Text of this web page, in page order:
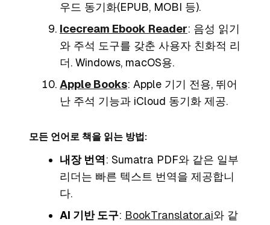
우드 동기화(EPUB, MOBI 등).
Icecream Ebook Reader: 음성 읽기
와 주석 도구를 갖춘 사용자 친화적 리
더. Windows, macOS용.
Apple Books: Apple 기기 전용, 뛰어
난 주석 기능과 iCloud 동기화 제공.
모든 언어로 책을 읽는 방법:
내장 번역: Sumatra PDF와 같은 일부
리더는 빠른 텍스트 번역을 제공합니
다.
AI 기반 도구: BookTranslator.ai와 같